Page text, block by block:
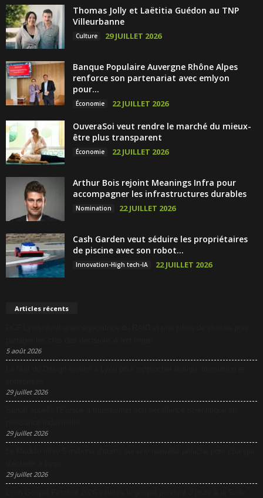
Thomas Jolly et Laëtitia Guédon au TNP
Villeurbanne
Culture 29 JUILLET 2026
Banque Populaire Auvergne Rhône Alpes
renforce son partenariat avec emlyon
pour...
Économie 22 JUILLET 2026
OuveraSoi veut rendre le marché du mieux-
être plus transparent
Économie 22 JUILLET 2026
Arthur Bois rejoint Meanings Infra pour
accompagner les infrastructures durables
Nomination 22 JUILLET 2026
Cash Garden veut séduire les propriétaires
de piscine avec son robot...
Innovation-High tech-IA 22 JUILLET 2026
Articles récents
5 août 2026
29 juillet 2026
29 juillet 2026
29 juillet 2026